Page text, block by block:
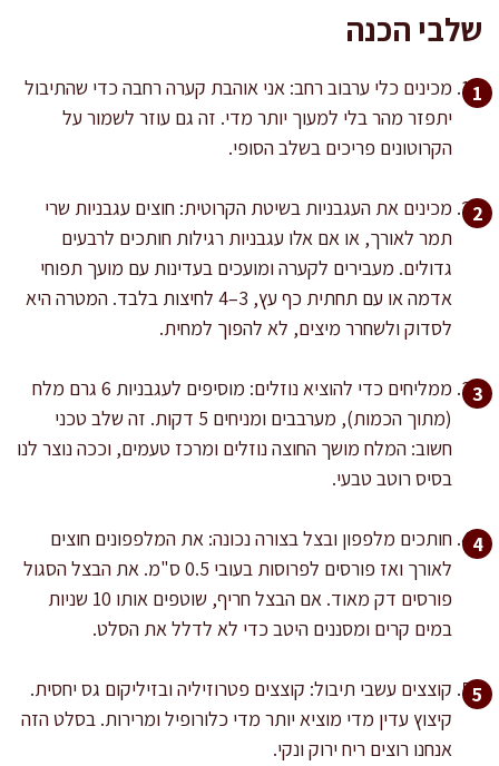
שלבי הכנה
מכינים כלי ערבוב רחב: אני אוהבת קערה רחבה כדי שהתיבול
יתפזר מהר בלי למעוך יותר מדי. זה גם עוזר לשמור על
הקרוטונים פריכים בשלב הסופי.
מכינים את העגבניות בשיטת הקרוטית: חוצים עגבניות שרי
תמר לאורך, או אם אלו עגבניות רגילות חותכים לרבעים
גדולים. מעבירים לקערה ומועכים בעדינות עם מועך תפוחי
אדמה או עם תחתית כף עץ, 3–4 לחיצות בלבד. המטרה היא
לסדוק ולשחרר מיצים, לא להפוך למחית.
ממליחים כדי להוציא נוזלים: מוסיפים לעגבניות 6 גרם מלח
(מתוך הכמות), מערבבים ומניחים 5 דקות. זה שלב טכני
חשוב: המלח מושך החוצה נוזלים ומרכז טעמים, וככה נוצר לנו
בסיס רוטב טבעי.
חותכים מלפפון ובצל בצורה נכונה: את המלפפונים חוצים
לאורך ואז פורסים לפרוסות בעובי 0.5 ס"מ. את הבצל הסגול
פורסים דק מאוד. אם הבצל חריף, שוטפים אותו 10 שניות
במים קרים ומסננים היטב כדי לא לדלל את הסלט.
קוצצים עשבי תיבול: קוצצים פטרוזיליה ובזיליקום גס יחסית.
קיצוץ עדין מדי מוציא יותר מדי כלורופיל ומרירות. בסלט הזה
אנחנו רוצים ריח ירוק ונקי.